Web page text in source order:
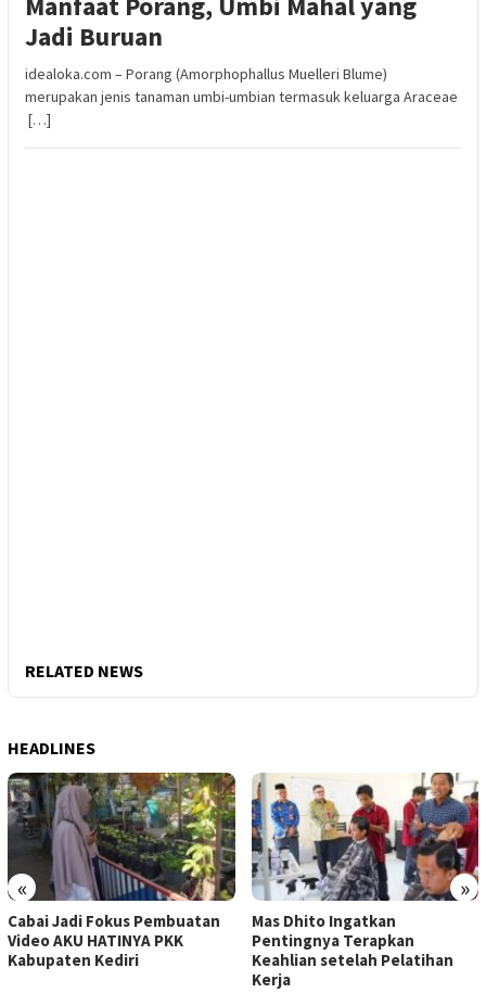
Jadi Buruan
idealoka.com – Porang (Amorphophallus Muelleri Blume)
merupakan jenis tanaman umbi-umbian termasuk keluarga Araceae
[…]
RELATED NEWS
HEADLINES
« »
Cabai Jadi Fokus Pembuatan
Video AKU HATINYA PKK
Kabupaten Kediri
Mas Dhito Ingatkan
Pentingnya Terapkan
Keahlian setelah Pelatihan
Kerja